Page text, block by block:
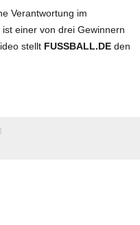
Verantwortung im
einer von drei Gewinnern
stellt FUSSBALL.DE den